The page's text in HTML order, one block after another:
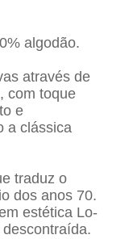
algodão.
através de
com toque
e
a clássica
traduz o
dos anos 70.
estética Lo-